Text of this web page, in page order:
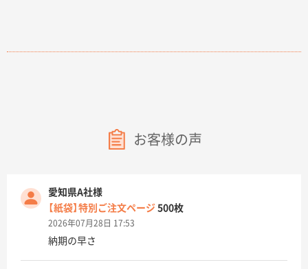
お客様の声
愛知県A社様
【紙袋】特別ご注文ページ 500枚
2026年07月28日 17:53
納期の早さ